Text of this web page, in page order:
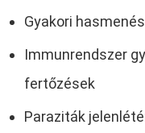
Gyakori
Immunrendszer
fertőzések
Paraziták